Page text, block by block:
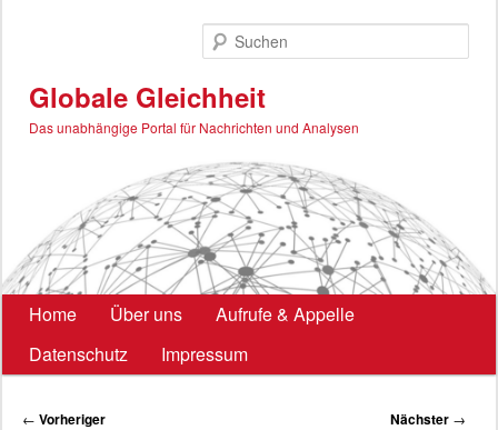
Globale Gleichheit
Das unabhängige Portal für Nachrichten und Analysen
Hauptmenü
Home Über uns
Aufrufe & Appelle
Datenschutz
Impressum
Beitragsnavigation
← Vorheriger Nächster →